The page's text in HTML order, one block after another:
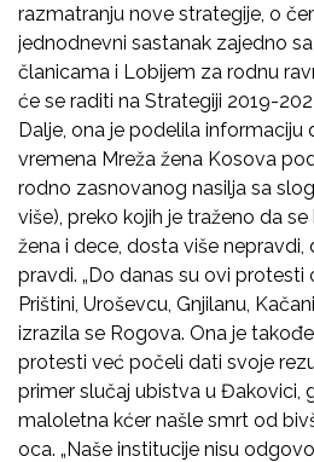
razmatranju nove strategije, o
jednodnevni sastanak zajedno
članicama i Lobijem za rodnu
će se raditi na Strategiji 2019-
Dalje, ona je podelila
vremena Mreža žena Kosova
rodno zasnovanog nasilja sa
više), preko kojih je traženo da
žena i dece, dosta više
pravdi. „Do danas su ovi protesti
Prištini, Uroševcu, Gnjilanu,
izrazila se Rogova. Ona je
protesti već počeli dati svoje
primer slučaj ubistva u Đakovici,
maloletna kćer našle smrt od
oca. „Naše institucije nisu